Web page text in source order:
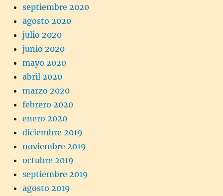
septiembre 2020
agosto 2020
julio 2020
junio 2020
mayo 2020
abril 2020
marzo 2020
febrero 2020
enero 2020
diciembre 2019
noviembre 2019
octubre 2019
septiembre 2019
agosto 2019